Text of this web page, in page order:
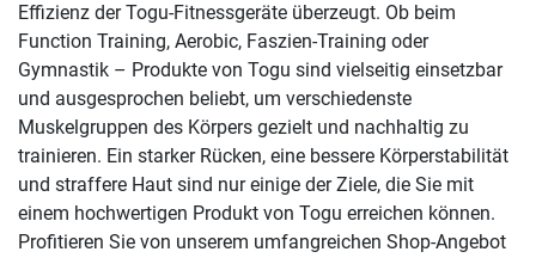
Effizienz der Togu-Fitnessgeräte überzeugt. Ob beim
Function Training, Aerobic, Faszien-Training oder
Gymnastik – Produkte von Togu sind vielseitig einsetzbar
und ausgesprochen beliebt, um verschiedenste
Muskelgruppen des Körpers gezielt und nachhaltig zu
trainieren. Ein starker Rücken, eine bessere Körperstabilität
und straffere Haut sind nur einige der Ziele, die Sie mit
einem hochwertigen Produkt von Togu erreichen können.
Profitieren Sie von unserem umfangreichen Shop-Angebot